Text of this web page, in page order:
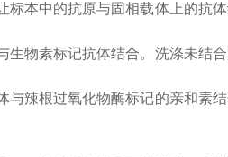
标本中的抗原与固相载体上的抗
生物素标记抗体结合。洗涤未结
与辣根过氧化物酶标记的亲和素